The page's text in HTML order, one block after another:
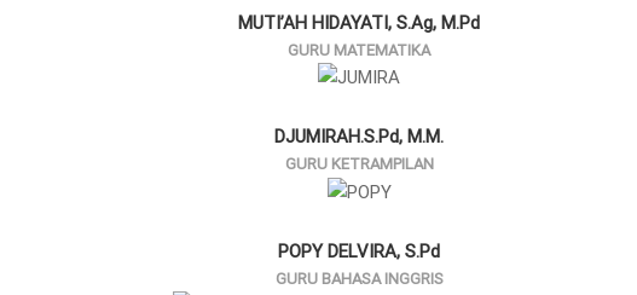
MUTI’AH HIDAYATI, S.Ag, M.Pd
GURU MATEMATIKA
DJUMIRAH.S.Pd, M.M.
GURU KETRAMPILAN
POPY DELVIRA, S.Pd
GURU BAHASA INGGRIS